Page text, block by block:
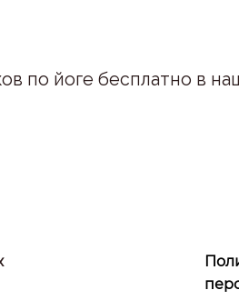
по йоге бесплатно в